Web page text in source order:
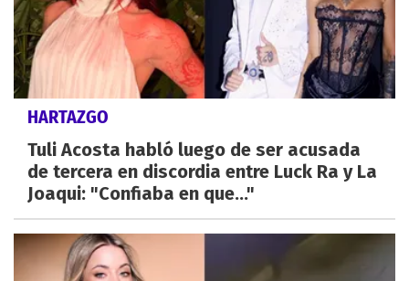
HARTAZGO
Tuli Acosta habló luego de ser acusada
de tercera en discordia entre Luck Ra y La
Joaqui: "Confiaba en que..."